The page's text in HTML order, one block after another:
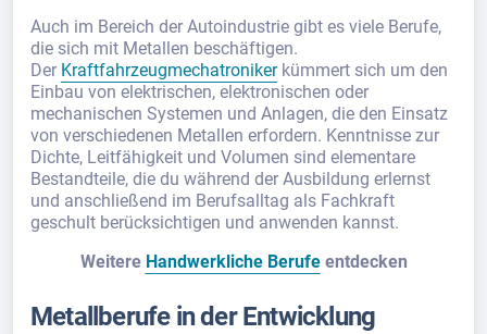
Auch im Bereich der Autoindustrie gibt es viele Berufe,
die sich mit Metallen beschäftigen.
Der Kraftfahrzeugmechatronikerkümmert sich um den
Einbau von elektrischen, elektronischen oder
mechanischen Systemen und Anlagen, die den Einsatz
von verschiedenen Metallen erfordern. Kenntnisse zur
Dichte, Leitfähigkeit und Volumen sind elementare
Bestandteile, die du während der Ausbildung erlernst
und anschließend im Berufsalltag als Fachkraft
geschult berücksichtigen und anwenden kannst.
Weitere Handwerkliche Berufeentdecken
Metallberufe in der Entwicklung